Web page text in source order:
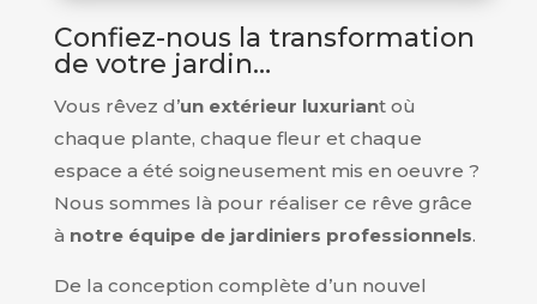
Confiez-nous la transformation
de votre jardin…
Vous rêvez d’un extérieur luxuriant où
chaque plante, chaque fleur et chaque
espace a été soigneusement mis en oeuvre ?
Nous sommes là pour réaliser ce rêve grâce
à notre équipe de jardiniers professionnels.
De la conception complète d’un nouvel